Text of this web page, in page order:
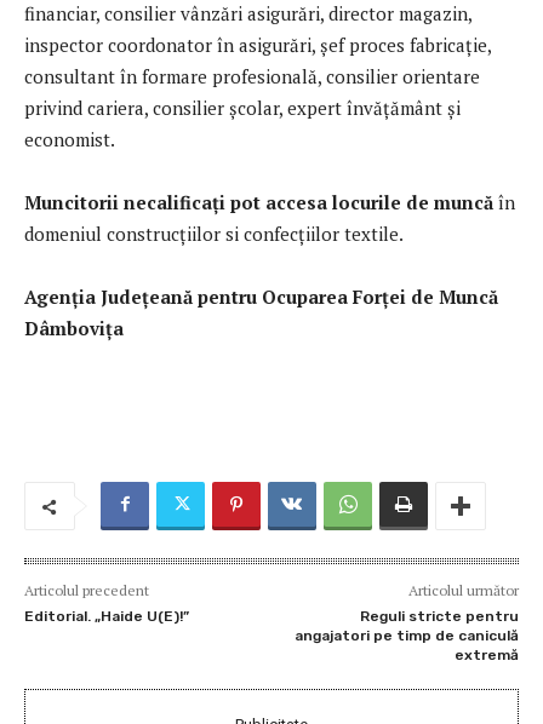
financiar, consilier vânzări asigurări, director magazin,
inspector coordonator în asigurări, șef proces fabricație,
consultant în formare profesională, consilier orientare
privind cariera, consilier școlar, expert învățământ și
economist.
Muncitorii necalificați pot accesa locurile de muncă în
domeniul construcțiilor si confecțiilor textile.
Agenția Județeană pentru Ocuparea Forței de Muncă
Dâmbovița
Articolul precedent
Editorial. „Haide U(E)!”
Articolul următor
Reguli stricte pentru
angajatori pe timp de caniculă
extremă